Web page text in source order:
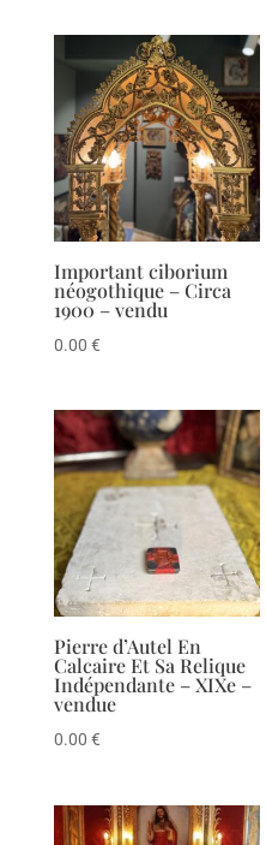
Important ciborium
néogothique – Circa
1900 – vendu
0.00 €
Pierre d’Autel En
Calcaire Et Sa Relique
Indépendante – XIXe –
vendue
0.00 €